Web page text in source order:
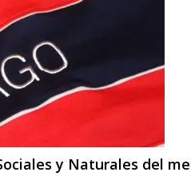
y Naturales del